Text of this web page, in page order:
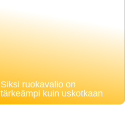
Siksi ruokavalio on
tärkeämpi kuin uskotkaan